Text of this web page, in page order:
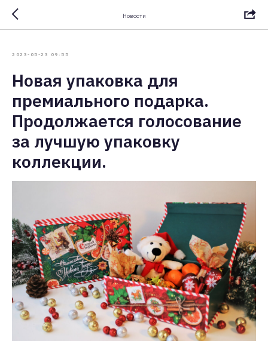
Новости
2023-05-23 09:55
Новая упаковка для
премиального подарка.
Продолжается голосование
за лучшую упаковку
коллекции.